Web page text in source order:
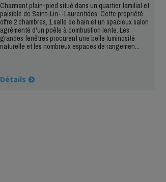
Charmant plain-pied situé dans un quartier familial et
paisible de Saint-Lin--Laurentides. Cette propriété
offre 2 chambres, 1 salle de bain et un spacieux salon
agrémenté d'un poêle à combustion lente. Les
grandes fenêtres procurent une belle luminosité
naturelle et les nombreux espaces de rangemen...
Détails